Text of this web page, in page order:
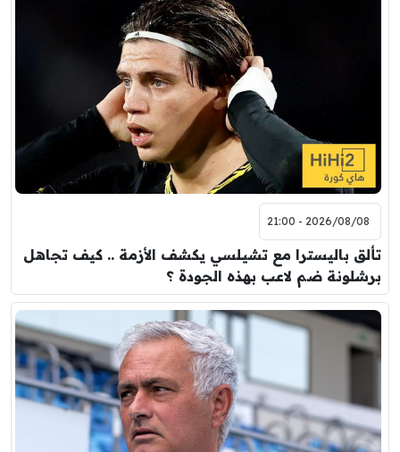
2026/08/08 - 21:00
تألق باليسترا مع تشيلسي يكشف الأزمة .. كيف تجاهل
برشلونة ضم لاعب بهذه الجودة ؟